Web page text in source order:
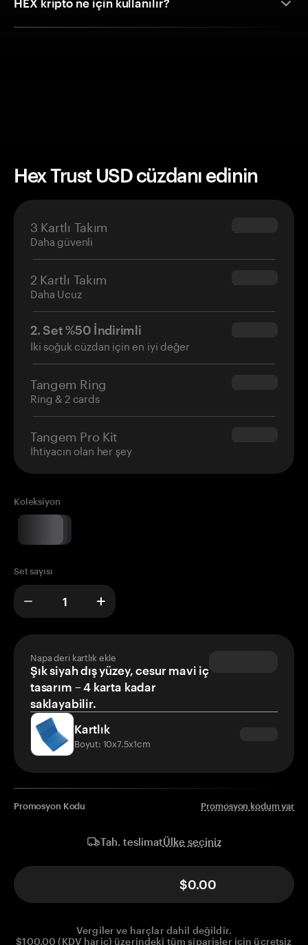
HEX kripto ne için kullanılır?
Hex Trust USD cüzdanı edinin
3 Kartlı Takım
Daha güvenli
$69.90
2 Kartlı Takım
Daha Ucuz
$54.90
2. Set %50 İndirimli
İki soğuk cüzdan için en iyi değer
$34.95
Tangem Ring
Ring & 2 cards
$160.00
Tangem Pro Kit
İhtiyacın olan her şey
$180.00
Koleksiyon
Set sayısı
Napa deri kartlık ekle
Şık siyah dış yüzey, cesur mavi iç
tasarım – 4 karta kadar
saklayabilir.
Kartlık
Boyut: 10x7.5x1cm
Promosyon Kodu Promosyon kodum var
Tah. teslimatÜlke seçiniz
$0.00
Vergiler ve harçlar dahil değildir.
$100.00 (KDV hariç) üzerindeki tüm siparişler için ücretsiz